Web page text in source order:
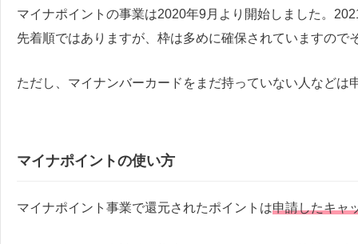
マイナポイントの事業は2020年9月より開始しました。
先着順ではありますが、枠は多めに確保されていますので
ただし、マイナンバーカードをまだ持っていない人など
マイナポイントの使い方
マイナポイント事業で還元されたポイントは申請したキャ